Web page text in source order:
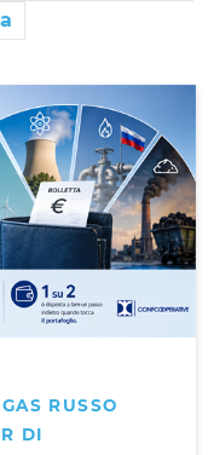
RUSSO
DI